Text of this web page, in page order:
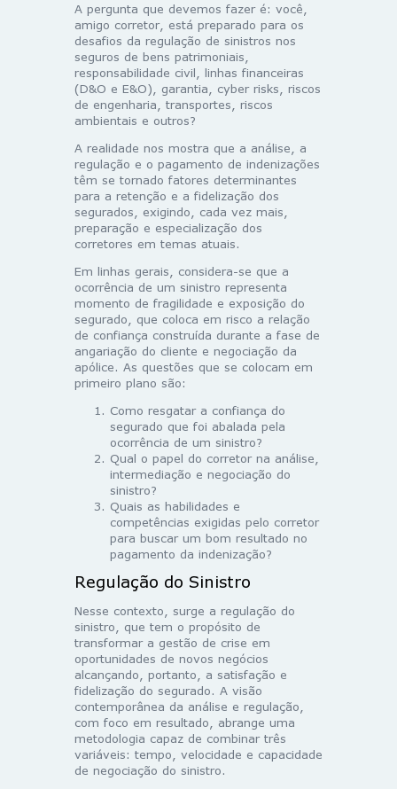
A pergunta que devemos fazer é: você,
amigo corretor, está preparado para os
desafios da regulação de sinistros nos
seguros de bens patrimoniais,
responsabilidade civil, linhas financeiras
(D&O e E&O), garantia, cyber risks, riscos
de engenharia, transportes, riscos
ambientais e outros?
A realidade nos mostra que a análise, a
regulação e o pagamento de indenizações
têm se tornado fatores determinantes
para a retenção e a fidelização dos
segurados, exigindo, cada vez mais,
preparação e especialização dos
corretores em temas atuais.
Em linhas gerais, considera-se que a
ocorrência de um sinistro representa
momento de fragilidade e exposição do
segurado, que coloca em risco a relação
de confiança construída durante a fase de
angariação do cliente e negociação da
apólice. As questões que se colocam em
primeiro plano são:
Como resgatar a confiança do
segurado que foi abalada pela
ocorrência de um sinistro?
Qual o papel do corretor na análise,
intermediação e negociação do
sinistro?
Quais as habilidades e
competências exigidas pelo corretor
para buscar um bom resultado no
pagamento da indenização?
Regulação do Sinistro
Nesse contexto, surge a regulação do
sinistro, que tem o propósito de
transformar a gestão de crise em
oportunidades de novos negócios
alcançando, portanto, a satisfação e
fidelização do segurado. A visão
contemporânea da análise e regulação,
com foco em resultado, abrange uma
metodologia capaz de combinar três
variáveis: tempo, velocidade e capacidade
de negociação do sinistro.